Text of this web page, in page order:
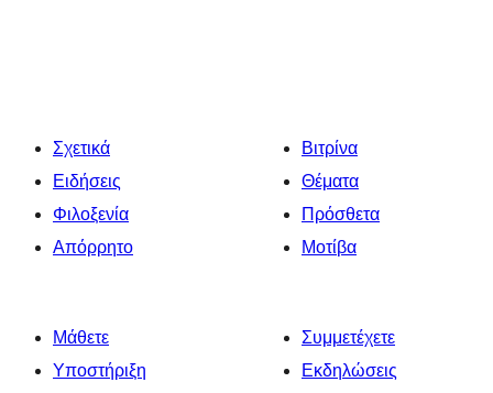
Σχετικά
Ειδήσεις
Φιλοξενία
Απόρρητο
Βιτρίνα
Θέματα
Πρόσθετα
Μοτίβα
Μάθετε
Υποστήριξη
Συμμετέχετε
Εκδηλώσεις